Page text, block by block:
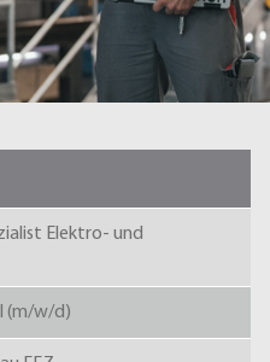
Elektro- und
(m/w/d)